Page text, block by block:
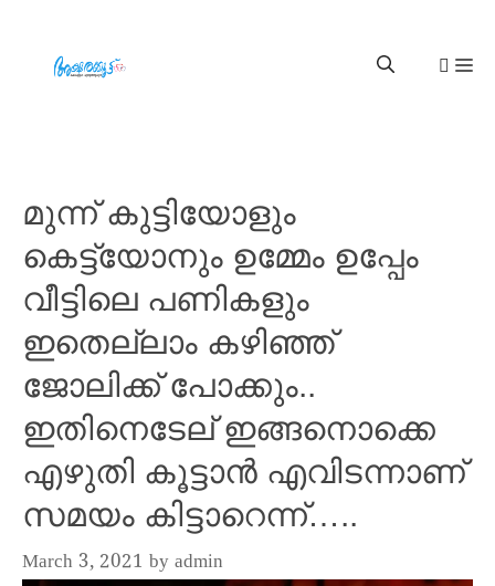
മുന്ന് കുട്ടിയോളും
കെട്ട്യോനും ഉമ്മേം ഉപ്പേം
വീട്ടിലെ പണികളും
ഇതെല്ലാം കഴിഞ്ഞ്
ജോലിക്ക് പോക്കും..
ഇതിനെടേല് ഇങ്ങനൊക്കെ
എഴുതി കൂട്ടാൻ എവിടന്നാണ്
സമയം കിട്ടാറെന്ന്…..
March 3, 2021 by admin